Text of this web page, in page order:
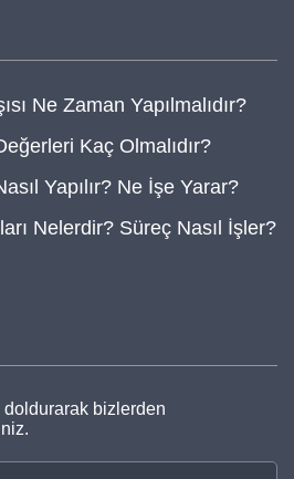
Ne Zaman Yapılmalıdır?
Kaç Olmalıdır?
Yapılır? Ne İşe Yarar?
Nelerdir? Süreç Nasıl İşler?
bizlerden